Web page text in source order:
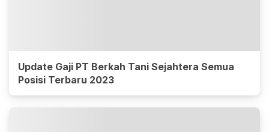
Update Gaji PT Berkah Tani Sejahtera Semua
Posisi Terbaru 2023